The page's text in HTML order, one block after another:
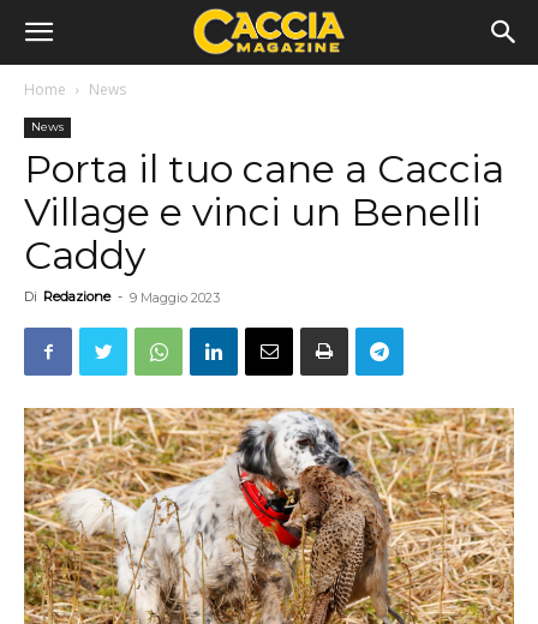
Home News
News
Porta il tuo cane a Caccia
Village e vinci un Benelli
Caddy
Di Redazione - 9 Maggio 2023